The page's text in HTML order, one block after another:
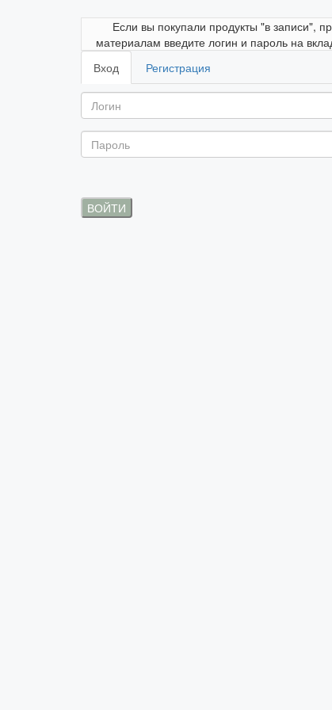
Если вы покупали продукты "в записи",
материалам введите логин и пароль на
Вход
Регистрация
ВОЙТИ